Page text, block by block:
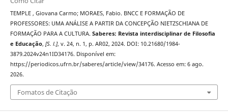
TEMPLE , Giovana Carmo; MORAES, Fabio. BNCC E FORMAÇÃO DE
PROFESSORES: UMA ANÁLISE A PARTIR DA CONCEPÇÃO NIETZSCHIANA DE
FORMAÇÃO PARA A CULTURA. Saberes: Revista interdisciplinar de Filosofia
e Educação, [S. l.], v. 24, n. 1, p. AR02, 2024. DOI: 10.21680/1984-
3879.2024v24n1ID34176. Disponível em:
https://periodicos.ufrn.br/saberes/article/view/34176. Acesso em: 6 ago.
2026.
Fomatos de Citação